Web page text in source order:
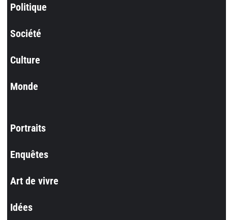
Politique
Société
Culture
Monde
Portraits
Enquêtes
Art de vivre
Idées